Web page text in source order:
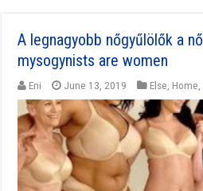
A legnagyobb nőgyűlölők a
mysogynists are women
Eni June 13, 2019 Else Home